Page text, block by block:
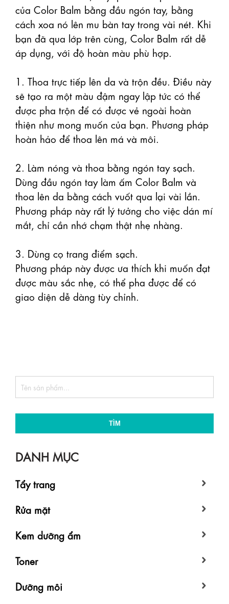
của Color Balm bằng đầu ngón tay, bằng
cách xoa nó lên mu bàn tay trong vài nét. Khi
bạn đã qua lớp trên cùng, Color Balm rất dễ
áp ​​​​dụng, với độ hoàn màu phù hợp.
1. Thoa trực tiếp lên da và trộn đều. Điều này
sẽ tạo ra một màu đậm ngay lập tức có thể
được pha trộn để có được vẻ ngoài hoàn
thiện như mong muốn của bạn. Phương pháp
hoàn hảo để thoa lên má và môi.
2. Làm nóng và thoa bằng ngón tay sạch.
Dùng đầu ngón tay làm ấm Color Balm và
thoa lên da bằng cách vuốt qua lại vài lần.
Phương pháp này rất lý tưởng cho việc dán mí
mắt, chỉ cần nhớ chạm thật nhẹ nhàng.
3. Dùng cọ trang điểm sạch.
Phương pháp này được ưa thích khi muốn đạt
được màu sắc nhẹ, có thể pha được để có
giao diện dễ dàng tùy chỉnh.
TÌM
DANH MỤC
Tẩy trang
Rửa mặt
Kem dưỡng ẩm
Toner
Dưỡng môi